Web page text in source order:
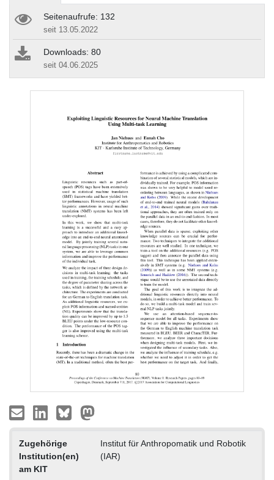
Seitenaufrufe: 132
seit 13.05.2022
Downloads: 80
seit 04.06.2025
Zugehörige
Institution(en)
am KIT
Institut für Anthropomatik und Robotik
(IAR)